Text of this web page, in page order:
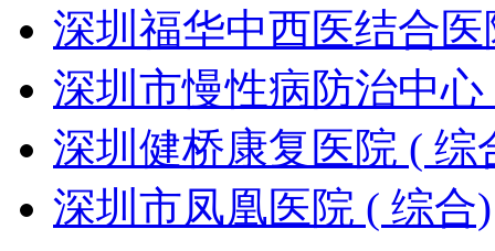
深圳福华中西医结合
深圳市慢性病防治中心
深圳健桥康复医院 ( 综
深圳市凤凰医院 ( 综合)